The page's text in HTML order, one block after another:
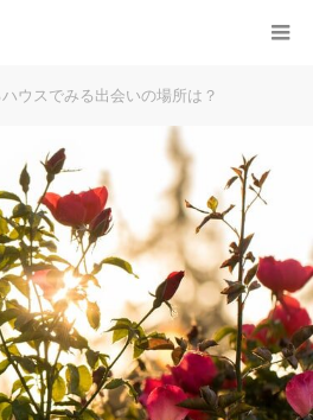
ウスでみる出会いの場所は？